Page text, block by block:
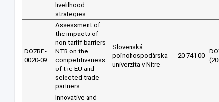
livelilhood
strategies
DO7RP-
0020-09
Assessment of
the impacts of
non-tariff barriers-
NTB on the
competitiveness
of the EU and
selected trade
partners
Slovenská
poľnohospodárska
univerzita v Nitre
20 741.00
Innovative and